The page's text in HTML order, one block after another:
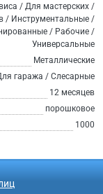
/ Для мастерских /
/ Инструментальные /
/ Рабочие /
Универсальные
Металлические
гаража / Слесарные
12 месяцев
порошковое
1000